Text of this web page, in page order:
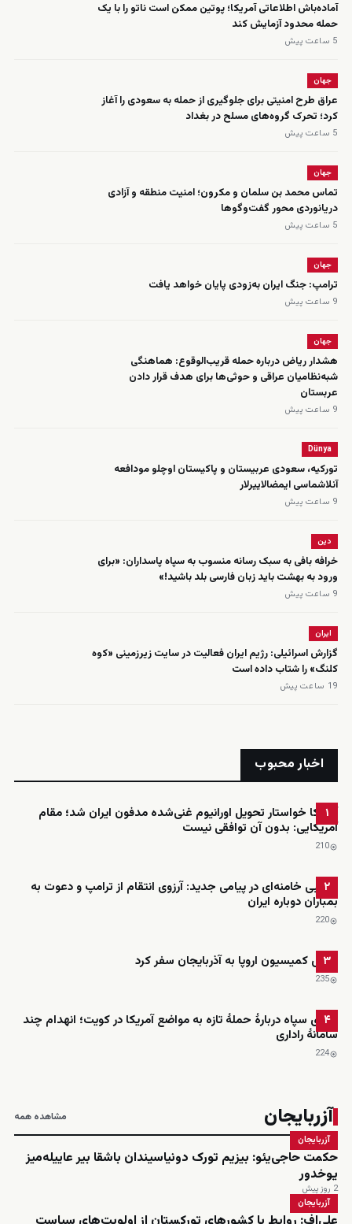
آماده‌باش اطلاعاتی آمریکا؛ پوتین ممکن است ناتو را با یک
حمله محدود آزمایش کند
5 ساعت پیش
جهان
عراق طرح امنیتی برای جلوگیری از حمله به سعودی را آغاز
کرد؛ تحرک گروه‌های مسلح در بغداد
5 ساعت پیش
جهان
تماس محمد بن سلمان و مکرون؛ امنیت منطقه و آزادی
دریانوردی محور گفت‌وگوها
5 ساعت پیش
جهان
ترامپ: جنگ ایران به‌زودی پایان خواهد یافت
9 ساعت پیش
جهان
هشدار ریاض درباره حمله قریب‌الوقوع: هماهنگی
شبه‌نظامیان عراقی و حوثی‌ها برای هدف قرار دادن
عربستان
9 ساعت پیش
Dünya
تورکیه، سعودی عربیستان و پاکیستان اوچلو مودافعه
‌آنلاشماسی ایمضالاییرلار
9 ساعت پیش
دین
خرافه بافی به سبک رسانه منسوب به سپاه پاسداران: «برای
ورود به بهشت باید زبان فارسی بلد باشید!»
9 ساعت پیش
ایران
گزارش اسرائیلی: رژیم ایران فعالیت در سایت زیرزمینی «کوه
کلنگ» را شتاب داده است
19 ساعت پیش
اخبار محبوب
۱
آمریکا خواستار تحویل اورانیوم غنی‌شده مدفون ایران شد؛ مقام
آمریکایی: بدون آن توافقی نیست
210
۲
مجتبی خامنه‌ای در پیامی جدید: آرزوی انتقام از ترامپ و دعوت به
بمباران دوباره ایران
220
۳
رئیس کمیسیون اروپا به آذربایجان سفر کرد
235
۴
ادعای سپاه دربارهٔ حملهٔ تازه به مواضع آمریکا در کویت؛ انهدام چند
سامانهٔ راداری
224
آزربایجان مشاهده همه
آزربایجان
حکمت حاجی‌یئو: بیزیم تورک دونیاسیندان باشقا بیر عاییله‌میز
یوخدور
2 روز پیش
آزربایجان